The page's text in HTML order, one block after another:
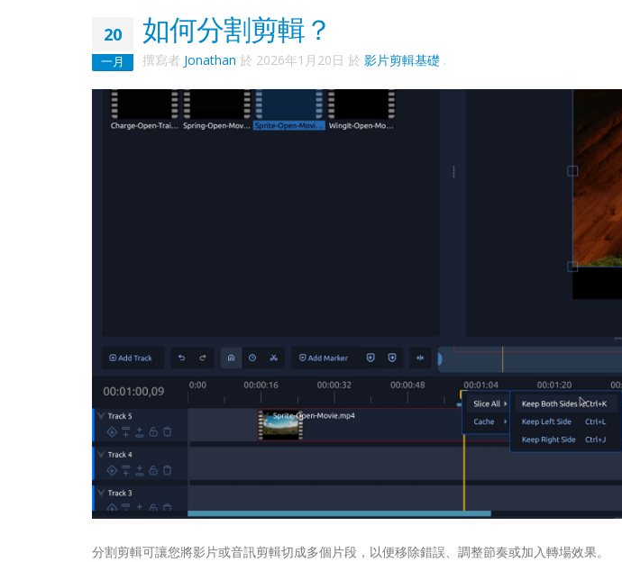
20
一月
如何分割剪輯？
撰寫者 Jonathan 於 2026年1月20日 於 影片剪輯基礎 .
分割剪輯可讓您將影片或音訊剪輯切成多個片段，以便移除錯誤、調整節奏或加入轉場效果。